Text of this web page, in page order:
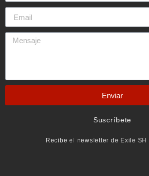
Enviar
Suscríbete
Recibe el newsletter de Exile SH